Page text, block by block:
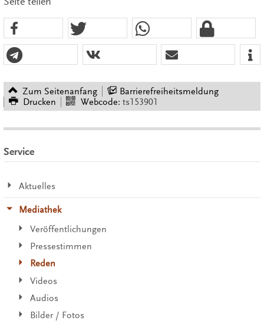
Zum Seitenanfang
Barrierefreiheitsmeldung
Drucken
Webcode: ts153901
Service
Aktuelles
Mediathek
Veröffentlichungen
Pressestimmen
Reden
Videos
Audios
Bilder / Fotos